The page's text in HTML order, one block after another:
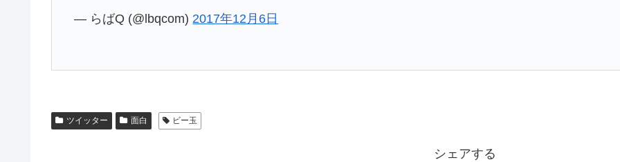
— らばQ (@lbqcom) 2017年12月6日
ツイッター 面白 ビー玉
シェアする